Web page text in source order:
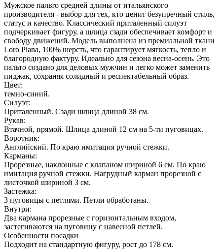
Мужское пальто средней длины от итальянского
производителя - выбор для тех, кто ценит безупречный стиль,
статус и качество. Классический приталенный силуэт
подчеркивает фигуру, а шлица сзади обеспечивает комфорт и
свободу движений. Модель выполнена из премиальной ткани
Loro Piana, 100% шерсть, что гарантирует мягкость, тепло и
благородную фактуру. Идеально для сезона весна-осень. Это
пальто создано для деловых мужчин и легко может заменить
пиджак, сохраняя солидный и респектабельный образ.
Цвет:
темно-синий.
Силуэт:
Приталенный. Сзади шлица длиной 38 см.
Рукав:
Втачной, прямой. Шлица длиной 12 см на 5-ти пуговицах.
Воротник:
Английский. По краю имитация ручной стежки.
Карманы:
Прорезные, наклонные с клапаном шириной 6 см. По краю
имитация ручной стежки. Нагрудный карман прорезной с
листочкой шириной 3 см.
Застежка:
3 пуговицы с петлями. Петли обработаны.
Внутри:
Два кармана прорезные с горизонтальным входом,
застегиваются на пуговицу с навесной петлей.
Особенности посадки
Подходит на стандартную фигуру, рост до 178 см.